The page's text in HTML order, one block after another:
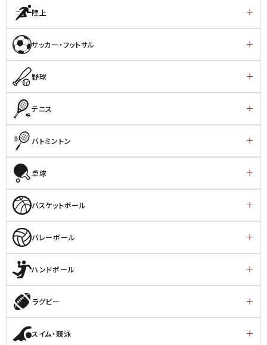
陸上
サッカー・フットサル
野球
テニス
バトミントン
卓球
バスケットボール
バレーボール
ハンドボール
ラグビー
スイム・競泳